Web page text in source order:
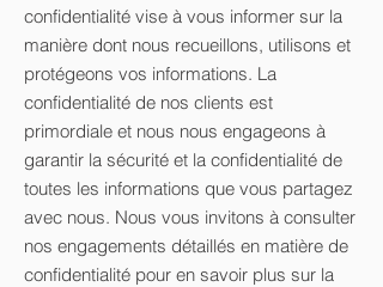
confidentialité vise à vous informer sur la
manière dont nous recueillons, utilisons et
protégeons vos informations. La
confidentialité de nos clients est
primordiale et nous nous engageons à
garantir la sécurité et la confidentialité de
toutes les informations que vous partagez
avec nous. Nous vous invitons à consulter
nos engagements détaillés en matière de
confidentialité pour en savoir plus sur la